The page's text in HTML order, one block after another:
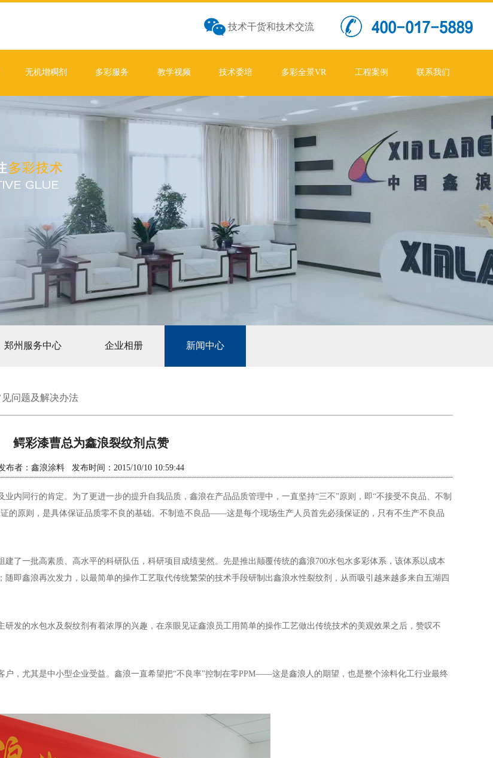
技术干货和技术交流
无机增稠剂 多彩服务 教学视频 技术委培 多彩全景VR 工程案例 联系我们
郑州服务中心 企业相册 新闻中心
见问题及解决办法
鳄彩漆曹总为鑫浪裂纹剂点赞
布者：鑫浪涂料 发布时间：2015/10/10 10:59:44
内同行的肯定。为了更进一步的提升自我品质，鑫浪在产品品质管理中，一直坚持“三不”原则，即“不接受不良品、不制
的原则，是具体保证品质零不良的基础。不制造不良品——这是每个现场生产人员首先必须保证的，只有不生产不良品
了一批高素质、高水平的科研队伍，科研项目成绩斐然。先是推出颠覆传统的鑫浪700水包水多彩体系，该体系以成本
即鑫浪再次发力，以最简单的操作工艺取代传统繁荣的技术手段研制出鑫浪水性裂纹剂，从而吸引越来越多来自五湖四
发的水包水及裂纹剂有着浓厚的兴趣，在亲眼见证鑫浪员工用简单的操作工艺做出传统技术的美观效果之后，赞叹不
，尤其是中小型企业受益。鑫浪一直希望把“不良率”控制在零PPM——这是鑫浪人的期望，也是整个涂料化工行业最终